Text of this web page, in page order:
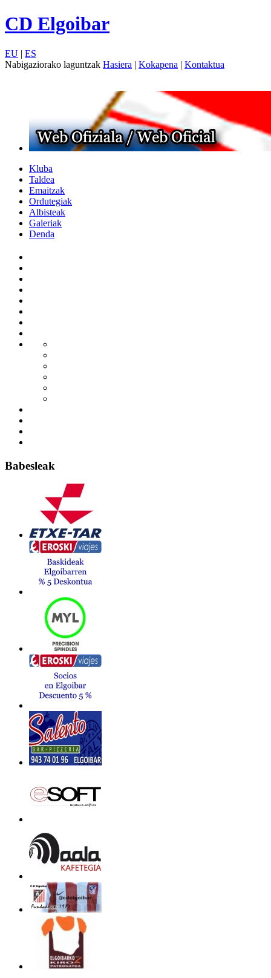
CD Elgoibar
EU | ES
Nabigaziorako laguntzak Hasiera | Kokapena | Kontaktua
Kluba
Taldea
Emaitzak
Ordutegiak
Albisteak
Galeriak
Denda
Babesleak